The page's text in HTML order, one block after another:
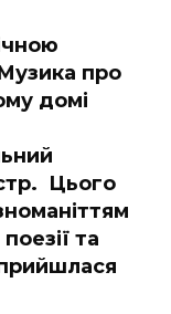
про
домі
Цього
та